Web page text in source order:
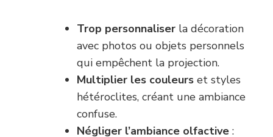
Trop personnaliser la décoration
avec photos ou objets personnels
qui empêchent la projection.
Multiplier les couleurs et styles
hétéroclites, créant une ambiance
confuse.
Négliger l’ambiance olfactive :